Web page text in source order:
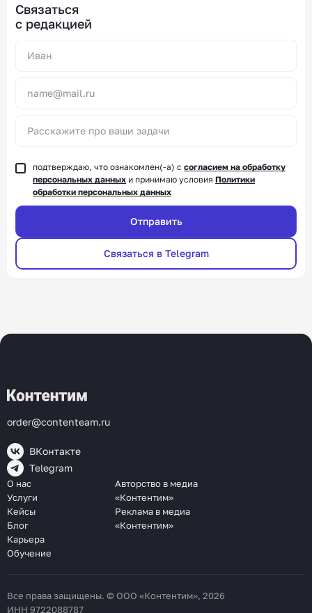
Связаться
с редакцией
подтверждаю, что ознакомлен(-а) с согласием на обработку
персональных данных и принимаю условия Политики
обработки персональных данных
Связаться в Telegram
order@contenteam.ru
ВКонтакте
Telegram
О нас
Услуги
Кейсы
Блог
Карьера
Обучение
Авторство в медиа
«Контентим»
Реклама в медиа
«Контентим»
Все права защищены. © ООО «Контентим», 2026
ИНН 9722088787